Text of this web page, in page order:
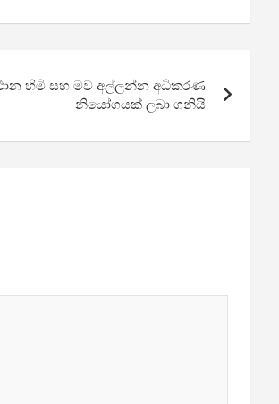
හිමි සහ මව අල්ලන්න අධිකරණ
නියෝගයක් ලබා ගනියි